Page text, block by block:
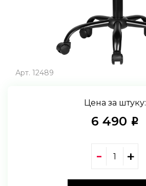
Арт. 12489
Цена за штуку:
6 490 i